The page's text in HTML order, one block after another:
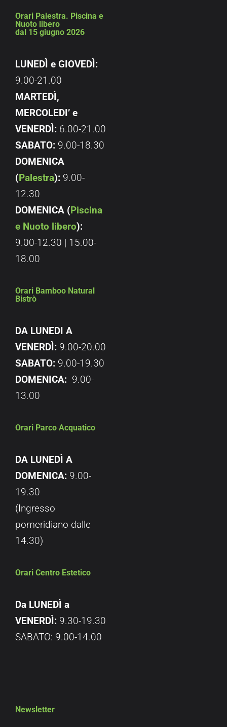
Orari Palestra. Piscina e
Nuoto libero
dal 15 giugno 2026
LUNEDÌ e GIOVEDÌ:
9.00-21.00
MARTEDÌ,
MERCOLEDI’ e
VENERDÌ: 6.00-21.00
SABATO: 9.00-18.30
DOMENICA
(Palestra): 9.00-
12.30
DOMENICA (Piscina
e Nuoto libero):
9.00-12.30 | 15.00-
18.00
Orari Bamboo Natural
Bistrò
DA LUNEDI A
VENERDÌ: 9.00-20.00
SABATO: 9.00-19.30
DOMENICA: 9.00-
13.00
Orari Parco Acquatico
DA LUNEDÌ A
DOMENICA: 9.00-
19.30
(Ingresso
pomeridiano dalle
14.30)
Orari Centro Estetico
Da LUNEDÌ a
VENERDÌ: 9.30-19.30
SABATO: 9.00-14.00
Newsletter